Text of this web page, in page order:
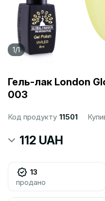
1/1
Гель-лак London
003
Код продукту 11501
112 UAH
13
продано